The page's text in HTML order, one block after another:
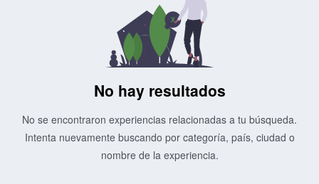
No hay resultados
No se encontraron experiencias relacionadas a tu búsqueda.
Intenta nuevamente buscando por categoría, país, ciudad o
nombre de la experiencia.